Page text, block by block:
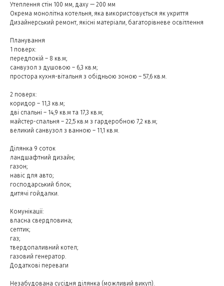
Утеплення стін 100 мм, даху — 200 мм
Окрема монолітна котельня, яка використовується як укриття
Дизайнерський ремонт, якісні матеріали, багаторівневе освітлення
Планування
1 поверх:
передпокій – 8 кв.м;
санвузол з душовою – 6,3 кв.м;
простора кухня-вітальня з обідньою зоною – 57,6 кв.м.
2 поверх:
коридор – 11,3 кв.м;
дві спальні – 14,9 кв.м та 17,3 кв.м;
майстер-спальня – 22,5 кв.м з гардеробною 7,2 кв.м;
великий санвузол з ванною – 11,1 кв.м.
Ділянка 9 соток
ландшафтний дизайн;
газон;
навіс для авто;
господарський блок;
дитячі гойдалки.
Комунікації:
власна свердловина;
септик;
газ;
твердопаливний котел;
газовий генератор.
Додаткові переваги
Незабудована сусідня ділянка (можливий викуп).